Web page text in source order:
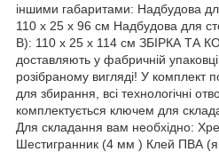
іншими габаритами: Надбудова
110 х 25 х 96 см Надбудова для
В): 110 х 25 х 114 см ЗБІРКА ТА
доставляють у фабричній
розібраному вигляді! У комплект
для збирання, всі технологічні
комплектується ключем для
Для складання вам необхідно:
Шестигранник (4 мм ) Клей ПВА